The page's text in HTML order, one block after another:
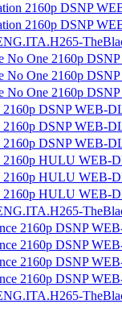
2160p DSNP
2160p DSNP
No One 2160p
No One 2160p
No One 2160p
2160p DSNP WEB-
2160p DSNP WEB-
DSNP WEB-
2160p HULU WEB-
2160p HULU
2160p HULU WEB-
2160p DSNP
2160p DSNP
2160p DSNP
2160p DSNP